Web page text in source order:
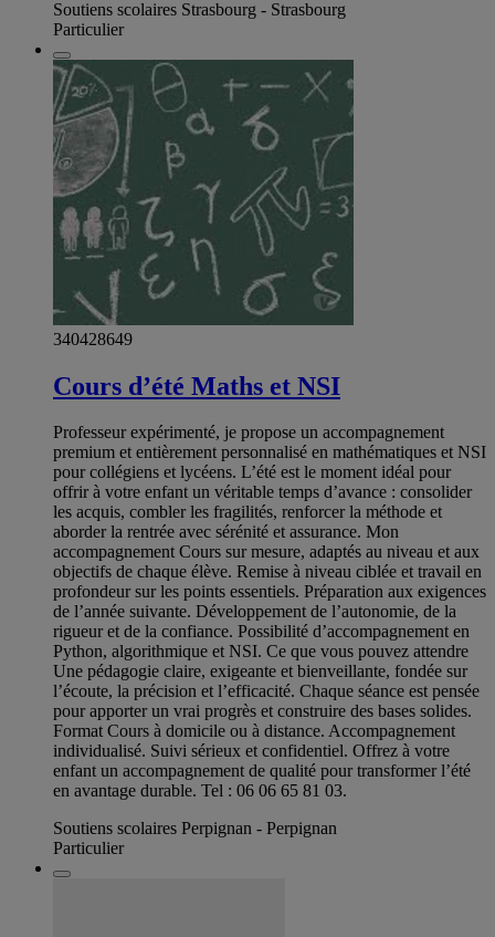
Soutiens scolaires Strasbourg - Strasbourg
Particulier
340428649
Cours d’été Maths et NSI
Professeur expérimenté, je propose un accompagnement
premium et entièrement personnalisé en mathématiques et NSI
pour collégiens et lycéens. L’été est le moment idéal pour
offrir à votre enfant un véritable temps d’avance : consolider
les acquis, combler les fragilités, renforcer la méthode et
aborder la rentrée avec sérénité et assurance. Mon
accompagnement Cours sur mesure, adaptés au niveau et aux
objectifs de chaque élève. Remise à niveau ciblée et travail en
profondeur sur les points essentiels. Préparation aux exigences
de l’année suivante. Développement de l’autonomie, de la
rigueur et de la confiance. Possibilité d’accompagnement en
Python, algorithmique et NSI. Ce que vous pouvez attendre
Une pédagogie claire, exigeante et bienveillante, fondée sur
l’écoute, la précision et l’efficacité. Chaque séance est pensée
pour apporter un vrai progrès et construire des bases solides.
Format Cours à domicile ou à distance. Accompagnement
individualisé. Suivi sérieux et confidentiel. Offrez à votre
enfant un accompagnement de qualité pour transformer l’été
en avantage durable. Tel : 06 06 65 81 03.
Soutiens scolaires Perpignan - Perpignan
Particulier